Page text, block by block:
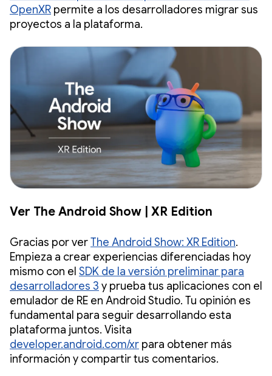
OpenXR permite a los desarrolladores migrar sus
proyectos a la plataforma.
Ver The Android Show | XR Edition
Gracias por verThe Android Show: XR Edition.
Empieza a crear experiencias diferenciadas hoy
mismo con el SDK de la versión preliminar para
desarrolladores 3 y prueba tus aplicaciones con el
emulador de RE en Android Studio. Tu opinión es
fundamental para seguir desarrollando esta
plataforma juntos. Visita
developer.android.com/xr para obtener más
información y compartir tus comentarios.